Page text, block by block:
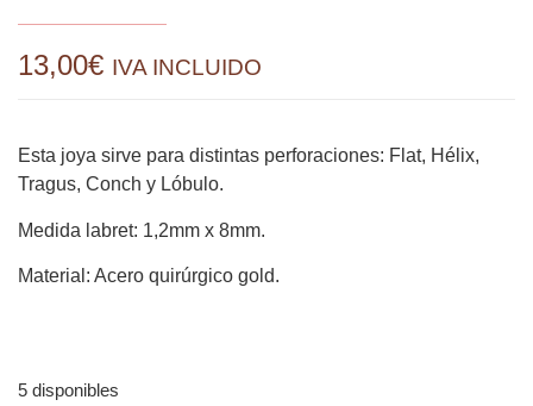
13,00€ IVA INCLUIDO
Esta joya sirve para distintas perforaciones: Flat, Hélix,
Tragus, Conch y Lóbulo.
Medida labret: 1,2mm x 8mm.
Material: Acero quirúrgico gold.
5 disponibles